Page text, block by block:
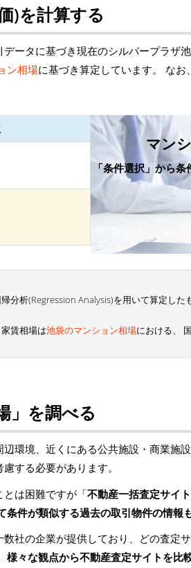
)を計算する
ータに基づき現在のシルバープラザ
ン相場に基づき算定しています。 な
マン
「条件選択」から
分析(Regression Analysis)を用いて算定し
賃相場は池袋のマンション相場における、
」を調べる
環境、近くにある公共施設・商業施
する必要があります。
は困難ですが「不動産一括査定サイト
条件が類似する過去の取引物件の情
数社の企業が提供しており、どの査定
様々な観点から不動産査定サイトを比